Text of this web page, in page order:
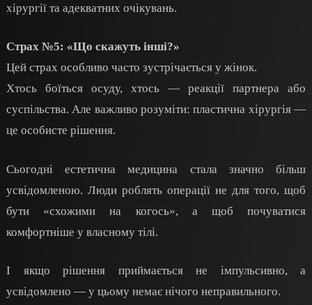
хірургії та адекватних очікувань.
Страх №5: «Що скажуть інші?»
Цей страх особливо часто зустрічається у жінок.
Хтось боїться осуду, хтось — реакції партнера або
суспільства. Але важливо розуміти: пластична хірургія —
це особисте рішення.
Сьогодні естетична медицина стала значно більш
усвідомленою. Люди роблять операції не для того, щоб
бути «схожими на когось», а щоб почуватися
комфортніше у власному тілі.
І якщо рішення приймається не імпульсивно, а
усвідомлено — у цьому немає нічого неправильного.